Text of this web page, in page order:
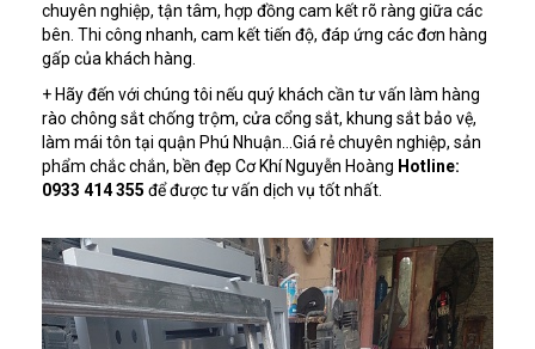
chuyên nghiệp, tận tâm, hợp đồng cam kết rõ ràng giữa các
bên. Thi công nhanh, cam kết tiến độ, đáp ứng các đơn hàng
gấp của khách hàng.
+ Hãy đến với chúng tôi nếu quý khách cần tư vấn làm hàng
rào chông sắt chống trộm, cửa cổng sắt, khung sắt bảo vệ,
làm mái tôn tại quận Phú Nhuận…Giá rẻ chuyên nghiệp, sản
phẩm chắc chắn, bền đẹp Cơ Khí Nguyễn Hoàng Hotline:
0933 414 355 để được tư vấn dịch vụ tốt nhất.